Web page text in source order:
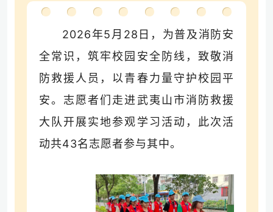
2026年5月28日，为普及消防安
全常识，筑牢校园安全防线，致敬消
防救援人员，以青春力量守护校园平
安。志愿者们走进武夷山市消防救援
大队开展实地参观学习活动，此次活
动共43名志愿者参与其中。